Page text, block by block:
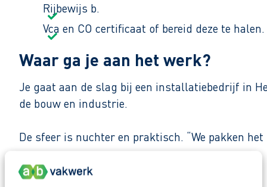
Rijbewijs b.
Vca en CO certificaat of bereid deze te halen.
Waar ga je aan het werk?
Je gaat aan de slag bij een installatiebedrijf in
de bouw en industrie.
De sfeer is nuchter en praktisch. “We pakken
Zo maak je werk van jouw toekomst